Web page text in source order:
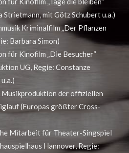
Strietmann, mit Götz Schubert u.a.)
Kriminalfilm „Der Pflanzen
Barbara Simon)
für Kinofilm „Die Besucher“
UG, Regie: Constanze
der offiziellen
(Europas größter Cross-
Mitarbeit für Theater-Singspiel
Hannover, Regie: